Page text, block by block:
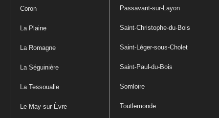
Coron
La Plaine
La Romagne
La Séguinière
La Tessoualle
Le May-sur-Èvre
Passavant-sur-Layon
Saint-Christophe-du-Bois
Saint-Léger-sous-Cholet
Saint-Paul-du-Bois
Somloire
Toutlemonde